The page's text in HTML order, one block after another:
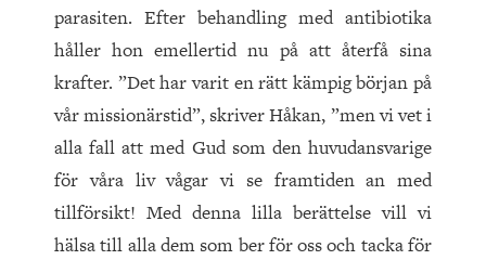
parasiten. Efter behandling med antibiotika
håller hon emellertid nu på att återfå sina
krafter. ”Det har varit en rätt kämpig början på
vår missionärstid”, skriver Håkan, ”men vi vet i
alla fall att med Gud som den huvudansvarige
för våra liv vågar vi se framtiden an med
tillförsikt! Med denna lilla berättelse vill vi
hälsa till alla dem som ber för oss och tacka för